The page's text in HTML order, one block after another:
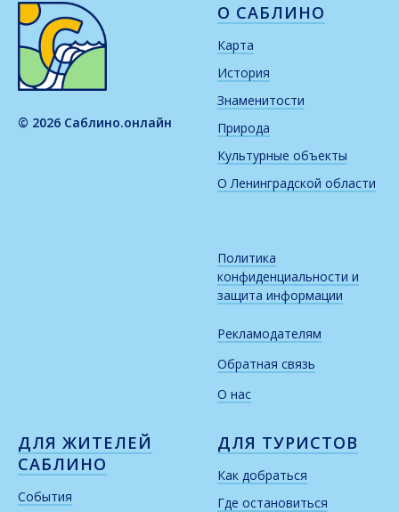
© 2026 Саблино.онлайн
О САБЛИНО
Карта
История
Знаменитости
Природа
Культурные объекты
О Ленинградской области
Политика
конфиденциальности и
защита информации
Рекламодателям
Обратная связь
О нас
ДЛЯ ЖИТЕЛЕЙ
САБЛИНО
События
ДЛЯ ТУРИСТОВ
Как добраться
Где остановиться